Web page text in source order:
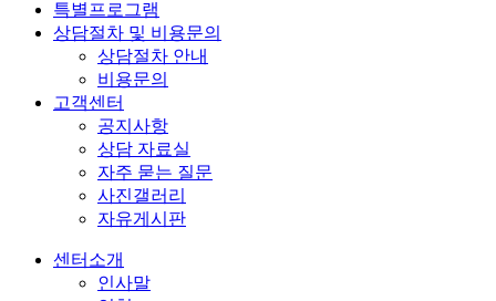
특별프로그램
상담절차 및 비용문의
상담절차 안내
비용문의
고객센터
공지사항
상담 자료실
자주 묻는 질문
사진갤러리
자유게시판
센터소개
인사말